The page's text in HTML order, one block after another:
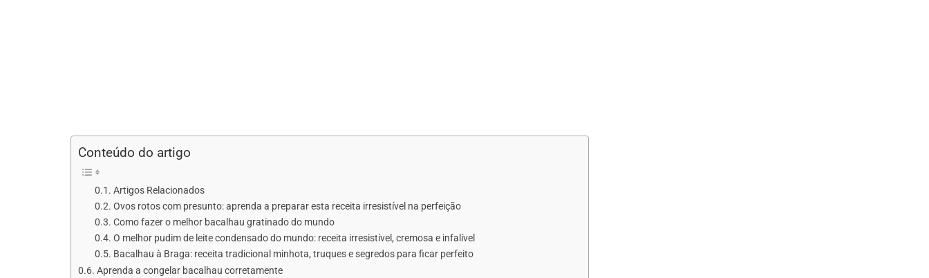
Conteúdo do artigo
Artigos Relacionados
Ovos rotos com presunto: aprenda a preparar esta receita irresistível na perfeição
Como fazer o melhor bacalhau gratinado do mundo
O melhor pudim de leite condensado do mundo: receita irresistível, cremosa e infalível
Bacalhau à Braga: receita tradicional minhota, truques e segredos para ficar perfeito
Aprenda a congelar bacalhau corretamente